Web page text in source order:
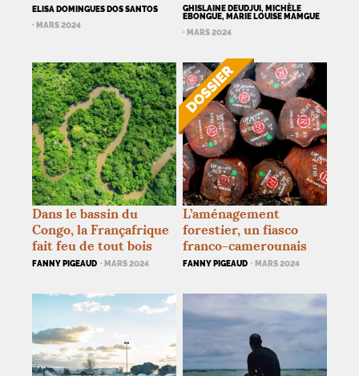
ELISA DOMINGUES DOS SANTOS
· MARS 2024
GHISLAINE DEUDJUI, MICHÈLE
EBONGUE, MARIE LOUISE MAMGUE
· MARS 2024
Dans le bassin du
Congo, la Françafrique
fait feu de tout bois
FANNY PIGEAUD · MARS 2024
L’aménagement
forestier, un fiasco
franco-camerounais
FANNY PIGEAUD · MARS 2024